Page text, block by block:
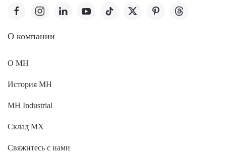
O компании
О MH
История MH
MH Industrial
Склад МХ
Свяжитесь с нами